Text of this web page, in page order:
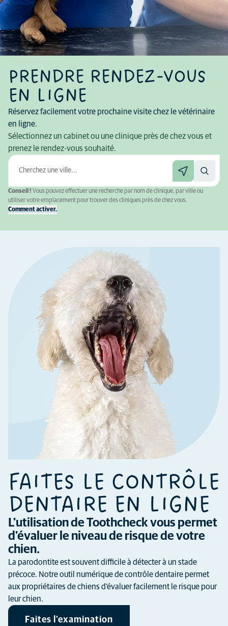
PRENDRE RENDEZ-VOUS
EN LIGNE
Réservez facilement votre prochaine visite chez le vétérinaire
en ligne.
Sélectionnez un cabinet ou une clinique près de chez vous et
prenez le rendez-vous souhaité.
Conseil ! Vous pouvez effectuer une recherche par nom de clinique, par ville ou
utiliser votre emplacement pour trouver des cliniques près de chez vous.
Comment activer.
FAITES LE CONTRÔLE
DENTAIRE EN LIGNE
L'utilisation de Toothcheck vous permet
d'évaluer le niveau de risque de votre
chien.
La parodontite est souvent difficile à détecter à un stade
précoce. Notre outil numérique de contrôle dentaire permet
aux propriétaires de chiens d’évaluer facilement le risque pour
leur chien.
Faites l'examination